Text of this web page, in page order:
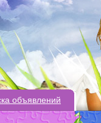
объявлений